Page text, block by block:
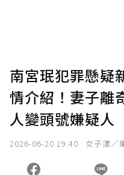
南宮珉犯罪懸疑
情介紹！妻子離
人變頭號嫌疑人
2026-06-20 19:40 女子漾／